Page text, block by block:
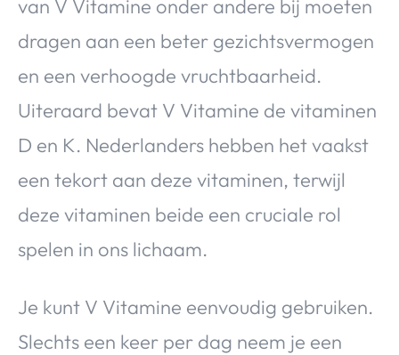
van V Vitamine onder andere bij moeten
dragen aan een beter gezichtsvermogen
en een verhoogde vruchtbaarheid.
Uiteraard bevat V Vitamine de vitaminen
D en K. Nederlanders hebben het vaakst
een tekort aan deze vitaminen, terwijl
deze vitaminen beide een cruciale rol
spelen in ons lichaam.
Je kunt V Vitamine eenvoudig gebruiken.
Slechts een keer per dag neem je een